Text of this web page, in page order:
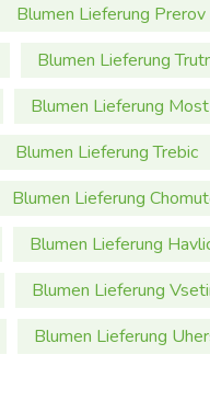
Blumen Lieferung Prerov
Blumen Lieferung
Blumen Lieferung Most
Blumen Lieferung Trebic
Blumen Lieferung
Blumen Lieferung
Blumen Lieferung
Blumen Lieferung